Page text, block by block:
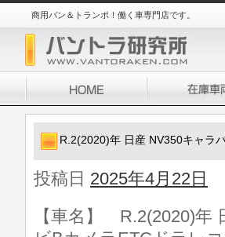
商用バン＆トランポ！働く車専門店です。
R.2(2020)年 日産 NV350キャラ
投稿日 2025年4月22日
【車名】 R.2(2020)年